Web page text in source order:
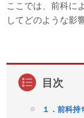
ここでは、前科に
してどのような影
１．前科持